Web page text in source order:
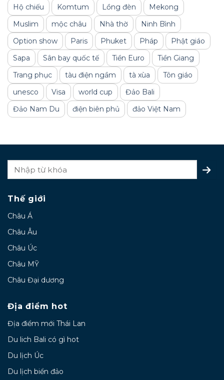
Hộ chiếu
Komtum Lồng đèn
Mekong
Muslim
mộc châu Nhà thờ
Ninh Bình
Option show
Paris Phuket Pháp
Phật giáo
Sapa
Sân bay quốc tế Tiền Euro
Tiền Giang
Trang phục
tàu điện ngầm tà xùa
Tôn giáo
unesco
Visa world cup
Đảo Bali
Đảo Nam Du
điện biên phủ đảo Việt Nam
Thế giới
Châu Á
Châu Âu
Châu Úc
Châu MỸ
Châu Đại dương
Địa điểm hot
Địa điểm mới Thái Lan
Du lich Bali có gì hot
Du lịch Úc
Du lịch biển đảo